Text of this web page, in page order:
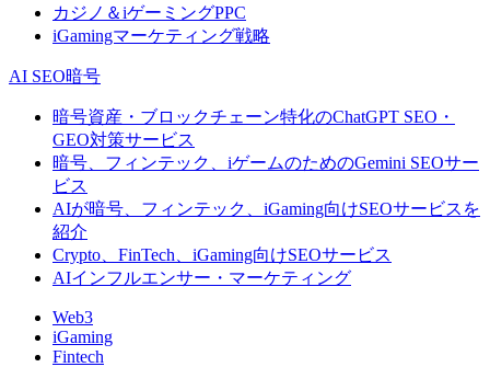
カジノ＆iゲーミングPPC
iGamingマーケティング戦略
AI SEO暗号
暗号資産・ブロックチェーン特化のChatGPT SEO・
GEO対策サービス
暗号、フィンテック、iゲームのためのGemini SEOサー
ビス
AIが暗号、フィンテック、iGaming向けSEOサービスを
紹介
Crypto、FinTech、iGaming向けSEOサービス
AIインフルエンサー・マーケティング
Web3
iGaming
Fintech